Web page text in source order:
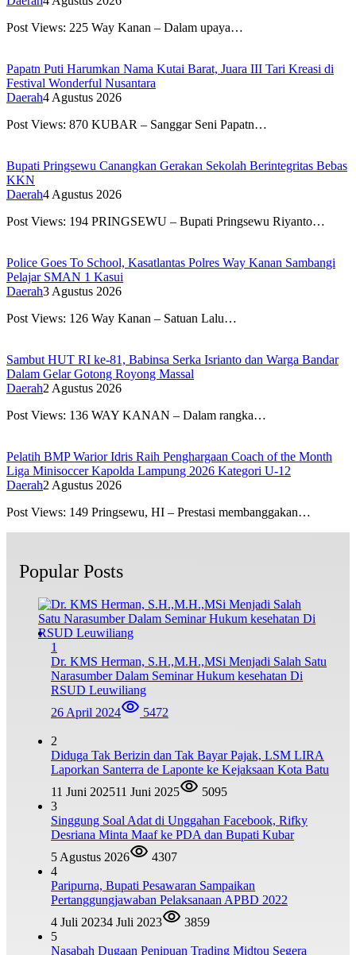
Post Views: 225 Way Kanan – Dalam upaya…
Papatn Puti Harumkan Nama Kutai Barat, Juara III Tari Kreasi di
Festival Wonderful Nusantara
Daerah4 Agustus 2026
Post Views: 870 KUBAR – Sanggar Seni Papatn…
Bupati Pringsewu Canangkan Gerakan Sekolah Berintegritas Bebas
KKN
Daerah4 Agustus 2026
Post Views: 194 PRINGSEWU – Bupati Pringsewu Riyanto…
Police Goes To School, Kasatlantas Polres Way Kanan Sambangi
Pelajar SMAN 1 Kasui
Daerah3 Agustus 2026
Post Views: 126 Way Kanan – Satuan Lalu…
Sambut HUT RI ke-81, Babinsa Serka Isrianto dan Warga Bandar
Dalam Gelar Gotong Royong Massal
Daerah2 Agustus 2026
Post Views: 136 WAY KANAN – Dalam rangka…
Pelatih BMP Warior Idris Raih Penghargaan Coach of the Month
Liga Minisoccer Kapolda Lampung 2026 Kategori U-12
Daerah2 Agustus 2026
Post Views: 149 Pringsewu, HI – Prestasi membanggakan…
Popular Posts
1
Dr. KMS Herman, S.H.,M.H.,MSi Menjadi Salah Satu
Narasumber Dalam Seminar Hukum kesehatan Di
RSUD Leuwiliang
26 April 2024
5472
2
Diduga Tak Berizin dan Tak Bayar Pajak, LSM LIRA
Laporkan Santerra de Laponte ke Kejaksaan Kota Batu
11 Juni 202511 Juni 2025
5095
3
Singgung Soal Adat di Unggahan Facebook, Rifky
Desriana Minta Maaf ke PDA dan Bupati Kubar
5 Agustus 2026
4307
4
Paripurna, Bupati Pesawaran Sampaikan
Pertanggungjawaban Pelaksanaan APBD 2022
4 Juli 20234 Juli 2023
3859
5
Nasabah Dugaan Penipuan Trading Midtou Segera